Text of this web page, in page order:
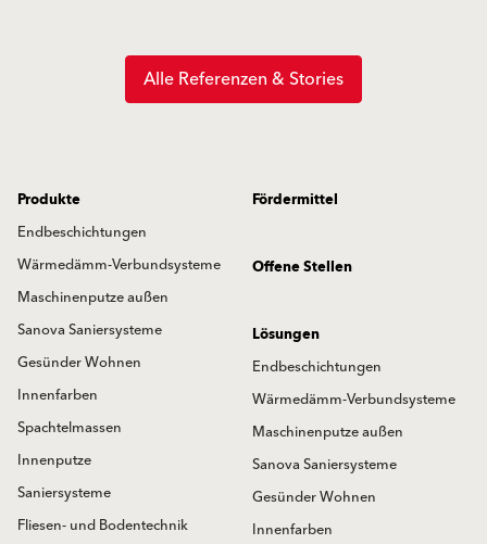
Alle Referenzen & Stories
Produkte
Endbeschichtungen
Wärmedämm-Verbundsysteme
Maschinenputze außen
Sanova Saniersysteme
Gesünder Wohnen
Innenfarben
Spachtelmassen
Innenputze
Saniersysteme
Fliesen- und Bodentechnik
Fördermittel
Offene Stellen
Lösungen
Endbeschichtungen
Wärmedämm-Verbundsysteme
Maschinenputze außen
Sanova Saniersysteme
Gesünder Wohnen
Innenfarben